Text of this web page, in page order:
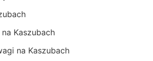
Kaszubach
na Kaszubach